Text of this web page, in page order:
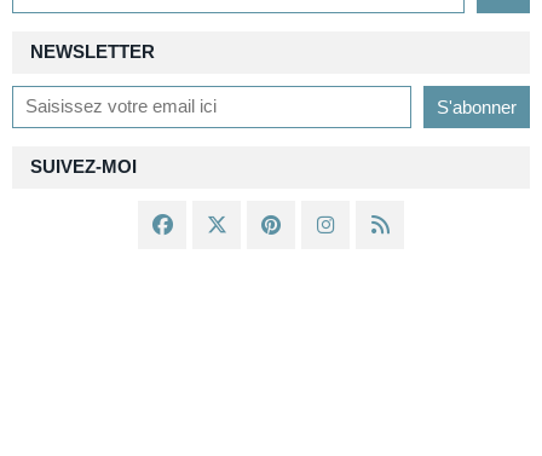
NEWSLETTER
SUIVEZ-MOI